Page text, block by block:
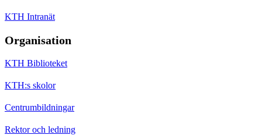
KTH Intranät
Organisation
KTH Biblioteket
KTH:s skolor
Centrumbildningar
Rektor och ledning